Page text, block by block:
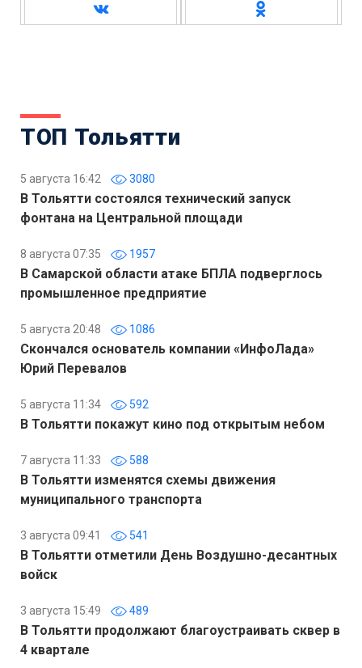
ТОП Тольятти
5 августа 16:42 3080
В Тольятти состоялся технический запуск
фонтана на Центральной площади
8 августа 07:35 1957
В Самарской области атаке БПЛА подверглось
промышленное предприятие
5 августа 20:48 1086
Скончался основатель компании «ИнфоЛада»
Юрий Перевалов
5 августа 11:34 592
В Тольятти покажут кино под открытым небом
7 августа 11:33 588
В Тольятти изменятся схемы движения
муниципального транспорта
3 августа 09:41 541
В Тольятти отметили День Воздушно-десантных
войск
3 августа 15:49 489
В Тольятти продолжают благоустраивать сквер в
4 квартале